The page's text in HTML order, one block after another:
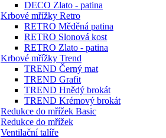
DECO Zlato - patina
Krbové mřížky Retro
RETRO Měděná patina
RETRO Slonová kost
RETRO Zlato - patina
Krbové mřížky Trend
TREND Černý mat
TREND Grafit
TREND Hnědý brokát
TREND Krémový brokát
Redukce do mřížek Basic
Redukce do mřížek
Ventilační talíře